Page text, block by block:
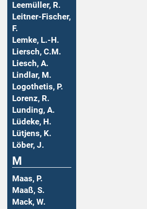
Leemüller, R.
Leitner-Fischer,
F.
Lemke, L.-H.
Liersch, C.M.
Liesch, A.
Lindlar, M.
Logothetis, P.
Lorenz, R.
Lunding, A.
Lüdeke, H.
Lütjens, K.
Löber, J.
M
Maas, P.
Maaß, S.
Mack, W.